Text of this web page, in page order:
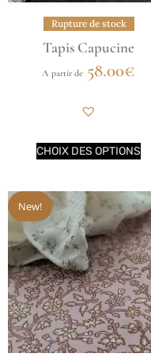
Rupture de stock
Tapis Capucine
A partir de 58.00€
CHOIX DES OPTIONS
New!